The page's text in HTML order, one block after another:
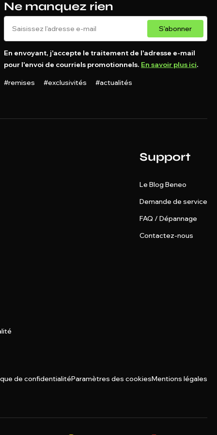
Ne manquez rien
S'abonner
En envoyant, j'accepte le traitement de l'adresse e-mail
pour l'envoi de courriels promotionnels. En savoir plus ici.
#remises #exclusivités #actualités
Support
Le Blog Beneo
Demande de service
FAQ / Dépannage
Contactez-nous
de confidentialitéParamètres des cookiesMentions légales